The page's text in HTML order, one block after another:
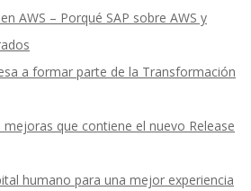
de Ambientes de Sistema
AWS – Porqué SAP sobre AWS y
a formar parte de la Transformación
mejoras que contiene el nuevo Release
humano para una mejor experiencia